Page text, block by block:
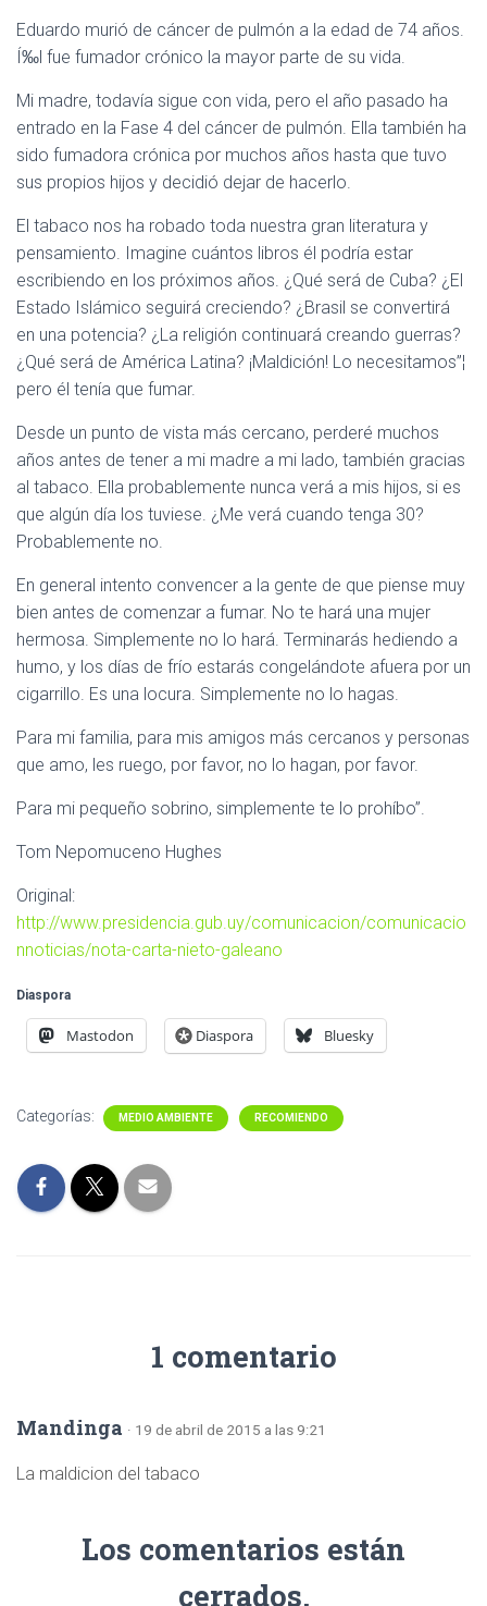
Eduardo murió de cáncer de pulmón a la edad de 74 años.
Í‰l fue fumador crónico la mayor parte de su vida.
Mi madre, todavía sigue con vida, pero el año pasado ha
entrado en la Fase 4 del cáncer de pulmón. Ella también ha
sido fumadora crónica por muchos años hasta que tuvo
sus propios hijos y decidió dejar de hacerlo.
El tabaco nos ha robado toda nuestra gran literatura y
pensamiento. Imagine cuántos libros él podría estar
escribiendo en los próximos años. ¿Qué será de Cuba? ¿El
Estado Islámico seguirá creciendo? ¿Brasil se convertirá
en una potencia? ¿La religión continuará creando guerras?
¿Qué será de América Latina? ¡Maldición! Lo necesitamos”¦
pero él tenía que fumar.
Desde un punto de vista más cercano, perderé muchos
años antes de tener a mi madre a mi lado, también gracias
al tabaco. Ella probablemente nunca verá a mis hijos, si es
que algún día los tuviese. ¿Me verá cuando tenga 30?
Probablemente no.
En general intento convencer a la gente de que piense muy
bien antes de comenzar a fumar. No te hará una mujer
hermosa. Simplemente no lo hará. Terminarás hediendo a
humo, y los días de frío estarás congelándote afuera por un
cigarrillo. Es una locura. Simplemente no lo hagas.
Para mi familia, para mis amigos más cercanos y personas
que amo, les ruego, por favor, no lo hagan, por favor.
Para mi pequeño sobrino, simplemente te lo prohíbo”.
Tom Nepomuceno Hughes
Original:
http://www.presidencia.gub.uy/comunicacion/comunicacio
nnoticias/nota-carta-nieto-galeano
Diaspora
Mastodon Diaspora Bluesky
Categorías: MEDIO AMBIENTE RECOMIENDO
1 comentario
Mandinga · 19 de abril de 2015 a las 9:21
La maldicion del tabaco
Los comentarios están
cerrados.